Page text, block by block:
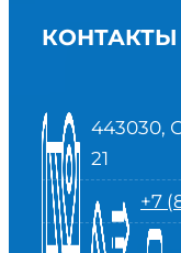
КОНТАКТЫ
443030,
21
+7